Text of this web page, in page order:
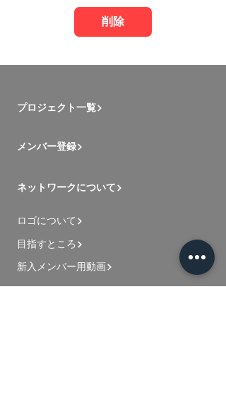
削除
プロジェクト一覧
メンバー登録
ネットワークについて
ロゴについて
目指すところ
新入メンバー用動画